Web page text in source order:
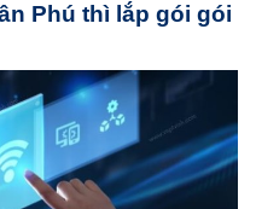
Phú thì lắp gói gói